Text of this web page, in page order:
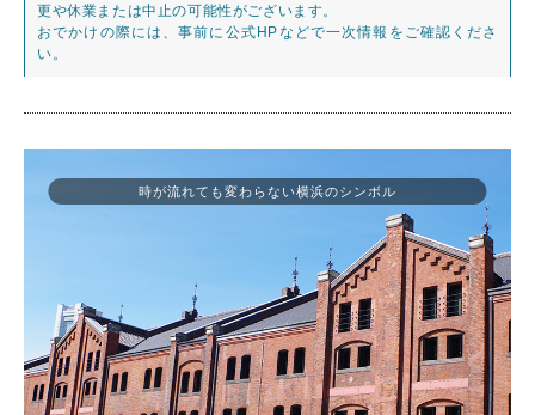
更や休業または中止の可能性がございます。
おでかけの際には、事前に公式HPなどで一次情報をご確認くださ
い。
時が流れても変わらない横浜のシンボル